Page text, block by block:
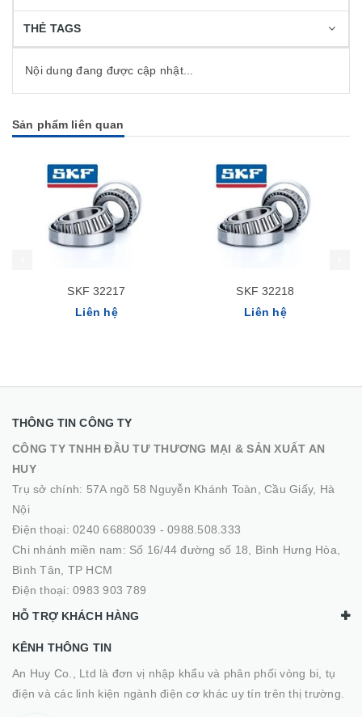
THẺ TAGS
Nội dung đang được cập nhật...
Sản phẩm liên quan
SKF 32217
Liên hệ
SKF 32218
Liên hệ
THÔNG TIN CÔNG TY
CÔNG TY TNHH ĐẦU TƯ THƯƠNG MẠI & SẢN XUẤT AN
HUY
Trụ sở chính: 57A ngõ 58 Nguyễn Khánh Toàn, Cầu Giấy, Hà
Nội
Điện thoại: 0240 66880039 - 0988.508.333
Chi nhánh miền nam: Số 16/44 đường số 18, Bình Hưng Hòa,
Bình Tân, TP HCM
Điện thoại: 0983 903 789
HỖ TRỢ KHÁCH HÀNG
KÊNH THÔNG TIN
An Huy Co., Ltd là đơn vị nhập khẩu và phân phối vòng bi, tụ
điện và các linh kiện ngành điện cơ khác uy tín trên thị trường.